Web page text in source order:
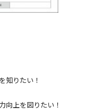
知りたい！
向上を図りたい！